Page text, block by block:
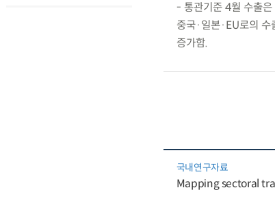
- 통관기준 4월 수출
중국·일본·EU로의
증가함.
국내연구자료
Mapping sectoral